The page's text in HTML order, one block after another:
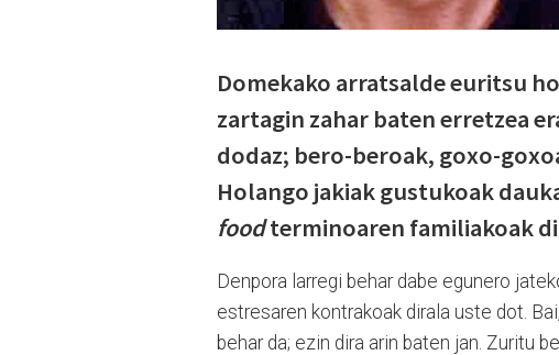
Domekako arratsalde euritsu
zartagin zahar baten erretzea
dodaz; bero-beroak, goxo-
Holango jakiak gustukoak
foodterminoaren familiakoak
Denpora larregi behar dabe egunero
estresaren kontrakoak dirala uste dot.
behar da; ezin dira arin baten jan. Zuritu